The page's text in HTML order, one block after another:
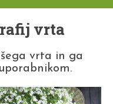
vrta
vrta in ga